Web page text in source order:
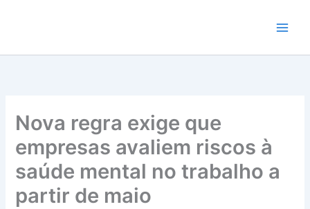
conteúdo
Nova regra exige que
empresas avaliem riscos à
saúde mental no trabalho a
partir de maio